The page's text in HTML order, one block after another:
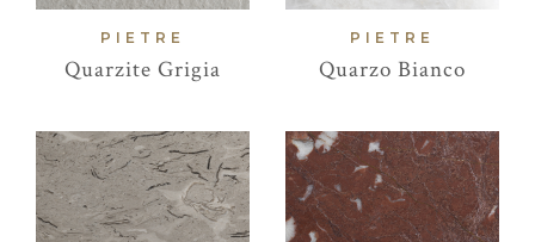
PIETRE
Quarzite Grigia
PIETRE
Quarzo Bianco